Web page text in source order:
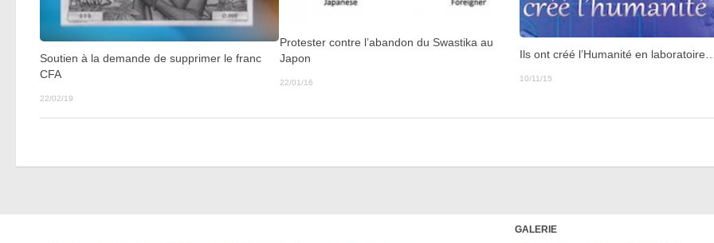
Soutien à la demande de supprimer le franc
CFA
22/02/19
Protester contre l’abandon du Swastika au
Japon
22/01/16
Ils ont créé l’Humanité en
10/11/15
GALERIE